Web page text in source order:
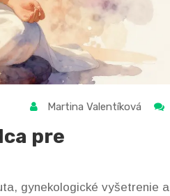
Martina Valentíková
pre
gynekologické vyšetrenie a